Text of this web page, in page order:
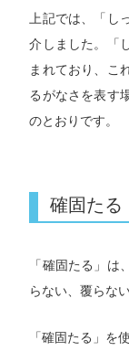
上記では、「し
介しました。「
まれており、こ
るがなさを表す
のとおりです。
確固たる
「確固たる」は
らない、覆らな
「確固たる」を